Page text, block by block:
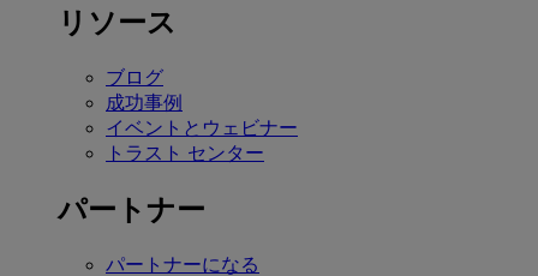
リソース
ブログ
成功事例
イベントとウェビナー
トラスト センター
パートナー
パートナーになる